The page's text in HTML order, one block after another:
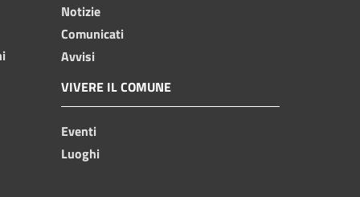
Notizie
Comunicati
Avvisi
VIVERE IL COMUNE
Eventi
Luoghi